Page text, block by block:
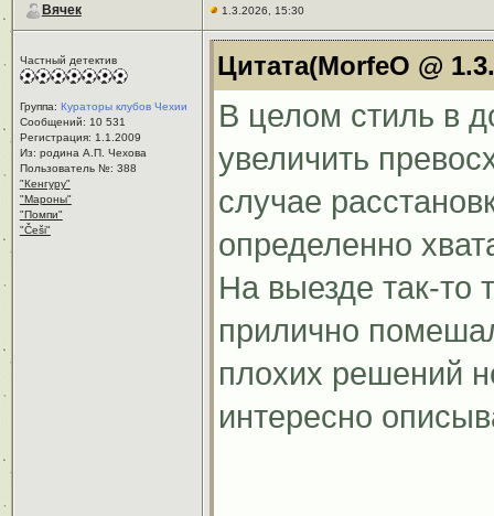
Вячек 1.3.2026, 15:30
Частный детектив
Группа: Кураторы клубов Чехии
Сообщений: 10 531
Регистрация: 1.1.2009
Из: родина А.П. Чехова
Пользователь №: 388
"Кенгуру"
"Мароны"
"Помпи"
"Češi"
Цитата(MorfeO @
В целом стиль в
увеличить
случае
определенно
На выезде так-
прилично
плохих решений
интересно